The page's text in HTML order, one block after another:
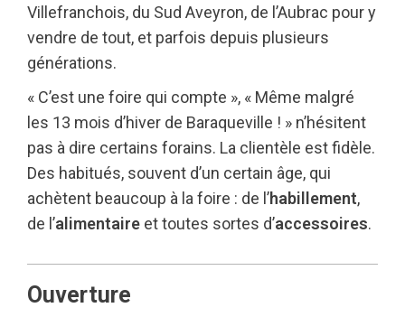
Villefranchois, du Sud Aveyron, de l’Aubrac pour y
vendre de tout, et parfois depuis plusieurs
générations.
« C’est une foire qui compte », « Même malgré
les 13 mois d’hiver de Baraqueville ! » n’hésitent
pas à dire certains forains. La clientèle est fidèle.
Des habitués, souvent d’un certain âge, qui
achètent beaucoup à la foire : de l’habillement,
de l’alimentaire et toutes sortes d’accessoires.
Ouverture